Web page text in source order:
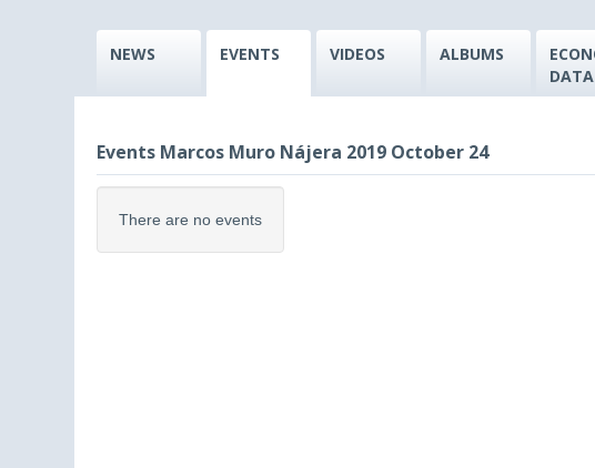
NEWS EVENTS VIDEOS ALBUMS
DATA
Events Marcos Muro Nájera 2019 October 24
There are no events